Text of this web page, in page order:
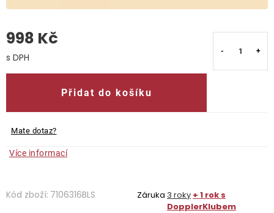
Naše katalogy
O nás
Kontakty
998 Kč
Přidat do košíku
Mate dotaz?
Více informací
Kód zboží: 7106316BLS Záruka 3 roky + 1 rok s
DopplerKlubem